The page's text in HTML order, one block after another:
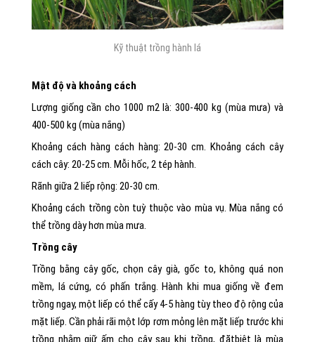
Kỹ thuật trồng hành lá
Mật độ và khoảng cách
Lượng giống cần cho 1000 m2 là: 300-400 kg (mùa mưa) và
400-500 kg (mùa nắng)
Khoảng cách hàng cách hàng: 20-30 cm. Khoảng cách cây
cách cây: 20-25 cm. Mỗi hốc, 2 tép hành.
Rãnh giữa 2 liếp rộng: 20-30 cm.
Khoảng cách trồng còn tuỳ thuộc vào mùa vụ. Mùa nắng có
thể trồng dày hơn mùa mưa.
Trồng cây
Trồng bằng cây gốc, chọn cây già, gốc to, không quá non
mềm, lá cứng, có phấn trắng. Hành khi mua giống về đem
trồng ngay, một liếp có thể cấy 4-5 hàng tùy theo độ rộng của
mặt liếp. Cần phải rãi một lớp rơm mỏng lên mặt liếp trước khi
trồng nhằm giữ ấm cho cây sau khi trồng, đặtbiệt là mùa